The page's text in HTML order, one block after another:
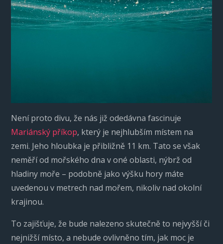
Není proto divu, že nás již odedávna fascinuje
Mariánský příkop, který je nejhlubším místem na
zemi. Jeho hloubka je přibližně 11 km. Tato se však
neměří od mořského dna v oné oblasti, nýbrž od
hladiny moře – podobně jako výšku hory máte
uvedenou v metrech nad mořem, nikoliv nad okolní
krajinou.
To zajišťuje, že bude nalezeno skutečně to nejvyšší či
nejnižší místo, a nebude ovlivněno tím, jak moc je